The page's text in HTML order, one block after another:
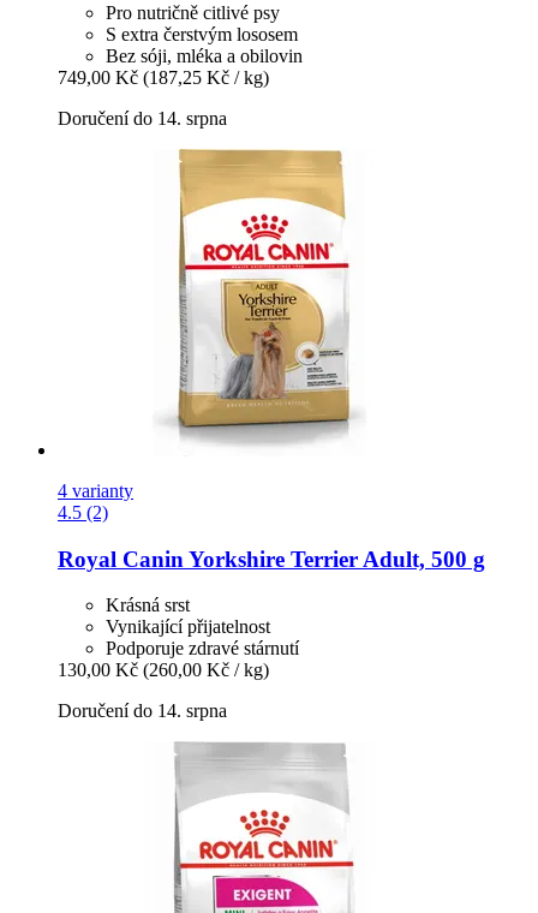
Pro nutričně citlivé psy
S extra čerstvým lososem
Bez sóji, mléka a obilovin
749,00 Kč (187,25 Kč / kg)
Doručení do 14. srpna
4 varianty
4.5 (2)
Royal Canin Yorkshire Terrier Adult, 500 g
Krásná srst
Vynikající přijatelnost
Podporuje zdravé stárnutí
130,00 Kč (260,00 Kč / kg)
Doručení do 14. srpna